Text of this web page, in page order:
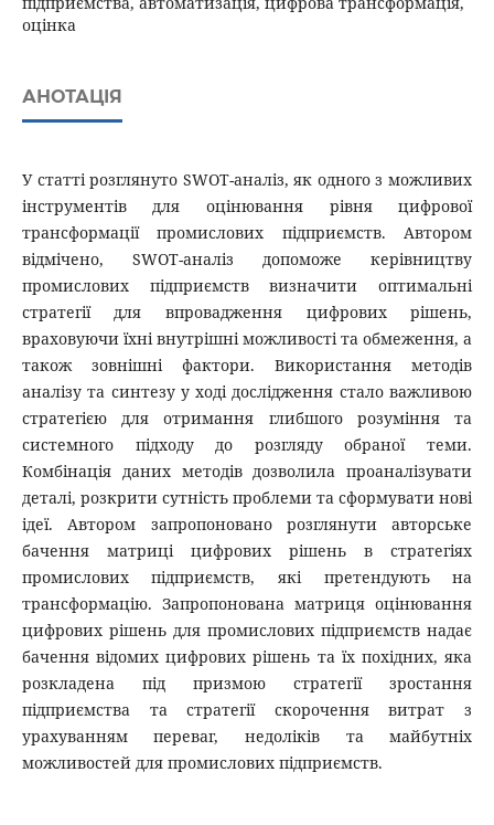
оцінка
АНОТАЦІЯ
У статті розглянуто SWOT-аналіз, як одного з можливих
інструментів для оцінювання рівня цифрової
трансформації промислових підприємств. Автором
відмічено, SWOT-аналіз допоможе керівництву
промислових підприємств визначити оптимальні
стратегії для впровадження цифрових рішень,
враховуючи їхні внутрішні можливості та обмеження, а
також зовнішні фактори. Використання методів
аналізу та синтезу у ході дослідження стало важливою
стратегією для отримання глибшого розуміння та
системного підходу до розгляду обраної теми.
Комбінація даних методів дозволила проаналізувати
деталі, розкрити сутність проблеми та сформувати нові
ідеї. Автором запропоновано розглянути авторське
бачення матриці цифрових рішень в стратегіях
промислових підприємств, які претендують на
трансформацію. Запропонована матриця оцінювання
цифрових рішень для промислових підприємств надає
бачення відомих цифрових рішень та їх похідних, яка
розкладена під призмою стратегії зростання
підприємства та стратегії скорочення витрат з
урахуванням переваг, недоліків та майбутніх
можливостей для промислових підприємств.